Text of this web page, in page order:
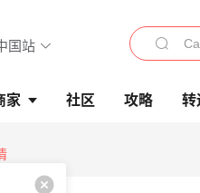
国站
家 社区 攻略 转